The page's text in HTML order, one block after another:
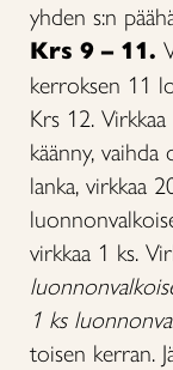
yhden s:n
Krs 9 – 11.
kerroksen 11
Krs 12.
käänny, vaihda
lanka, virkkaa
virkkaa 1 ks.
1 ks
toisen kerran.